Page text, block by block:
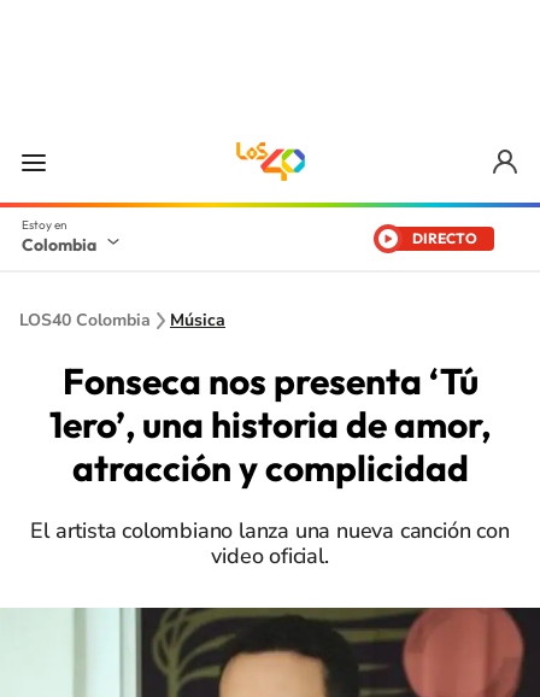
Colombia DIRECTO
LOS40 Colombia Música
Fonseca nos presenta ‘Tú
1ero’, una historia de amor,
atracción y complicidad
El artista colombiano lanza una nueva canción con
video oficial.